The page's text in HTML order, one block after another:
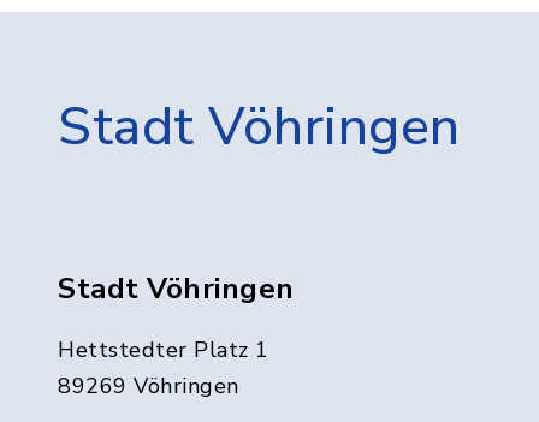
Stadt Vöhringen
Stadt Vöhringen
Hettstedter Platz 1
89269 Vöhringen